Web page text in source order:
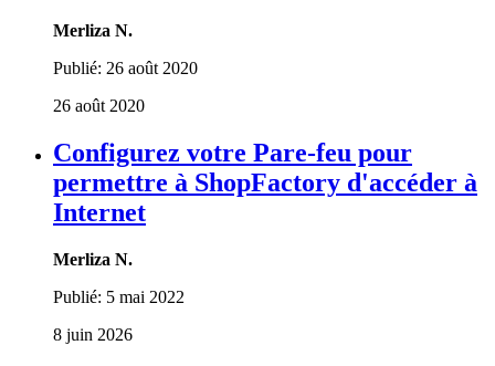
Merliza N.
Publié: 26 août 2020
26 août 2020
Configurez votre Pare-feu pour
permettre à ShopFactory d'accéder à
Internet
Merliza N.
Publié: 5 mai 2022
8 juin 2026